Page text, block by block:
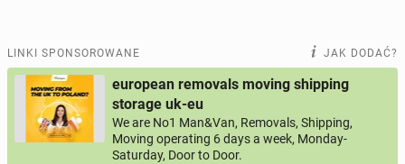
LINKI SPONSOROWANE JAK DODAĆ?
european removals moving shipping
storage uk-eu
We are No1 Man&Van, Removals, Shipping,
Moving operating 6 days a week, Monday-
Saturday, Door to Door.